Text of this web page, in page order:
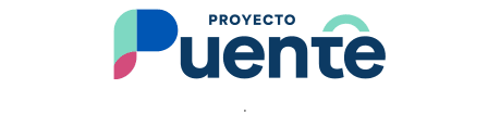
.